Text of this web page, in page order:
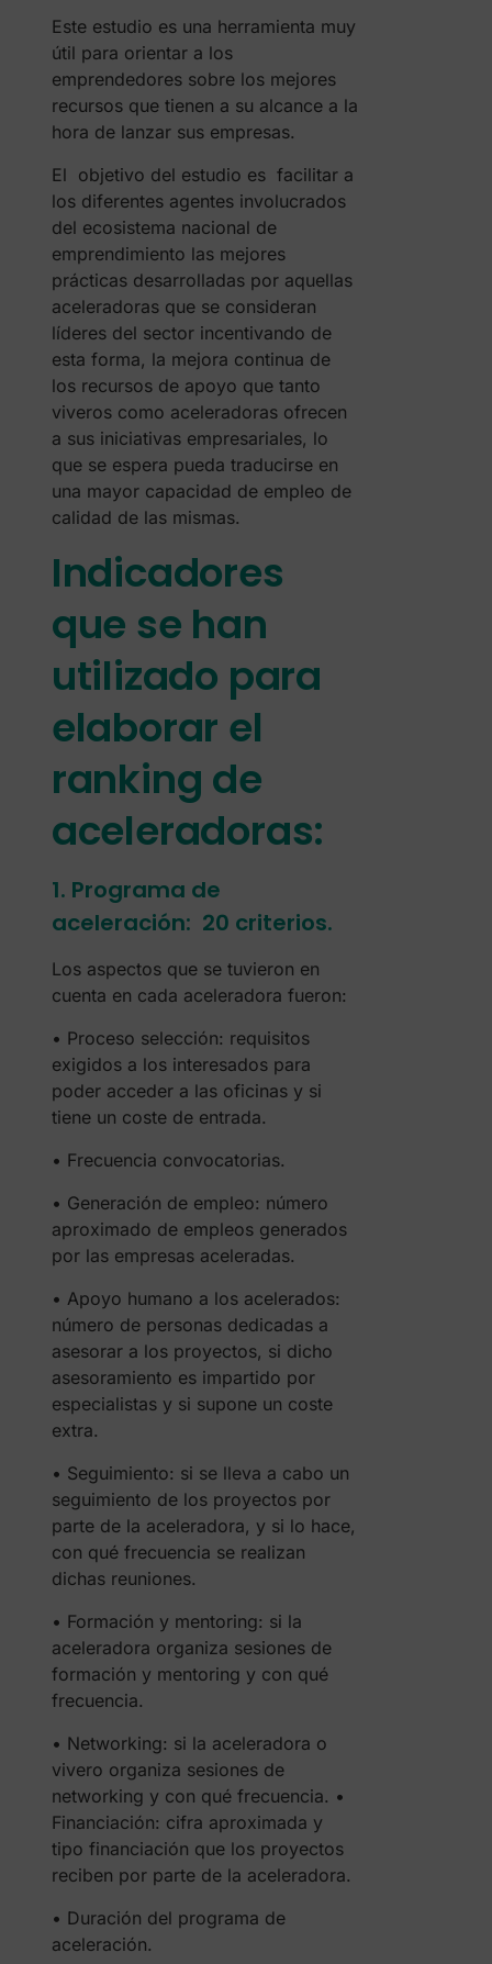
Este estudio es una herramienta muy
útil para orientar a los
emprendedores sobre los mejores
recursos que tienen a su alcance a la
hora de lanzar sus empresas.
El objetivo del estudio es facilitar a
los diferentes agentes involucrados
del ecosistema nacional de
emprendimiento las mejores
prácticas desarrolladas por aquellas
aceleradoras que se consideran
líderes del sector incentivando de
esta forma, la mejora continua de
los recursos de apoyo que tanto
viveros como aceleradoras ofrecen
a sus iniciativas empresariales, lo
que se espera pueda traducirse en
una mayor capacidad de empleo de
calidad de las mismas.
Indicadores
que se han
utilizado para
elaborar el
ranking de
aceleradoras:
1. Programa de
aceleración: 20 criterios.
Los aspectos que se tuvieron en
cuenta en cada aceleradora fueron:
• Proceso selección: requisitos
exigidos a los interesados para
poder acceder a las oficinas y si
tiene un coste de entrada.
• Frecuencia convocatorias.
• Generación de empleo: número
aproximado de empleos generados
por las empresas aceleradas.
• Apoyo humano a los acelerados:
número de personas dedicadas a
asesorar a los proyectos, si dicho
asesoramiento es impartido por
especialistas y si supone un coste
extra.
• Seguimiento: si se lleva a cabo un
seguimiento de los proyectos por
parte de la aceleradora, y si lo hace,
con qué frecuencia se realizan
dichas reuniones.
• Formación y mentoring: si la
aceleradora organiza sesiones de
formación y mentoring y con qué
frecuencia.
• Networking: si la aceleradora o
vivero organiza sesiones de
networking y con qué frecuencia. •
Financiación: cifra aproximada y
tipo financiación que los proyectos
reciben por parte de la aceleradora.
• Duración del programa de
aceleración.